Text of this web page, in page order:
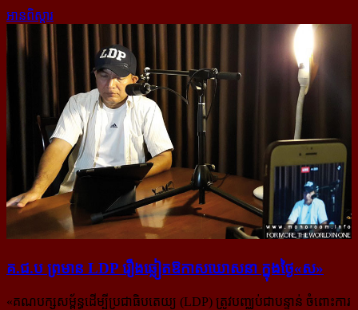
អានពិស្ដារ
គ.ជ.ប ព្រមាន LDP រឿង​ឆ្លៀត​​ឱកាស​ឃោសនា ក្នុង​ថ្ងៃ​«ស»
«គណបក្សសម្ព័ន្ធដើម្បីប្រជាធិបតេយ្យ (LDP) ត្រូវបញ្ឈប់ជាបន្ទាន់ ចំពោះការ